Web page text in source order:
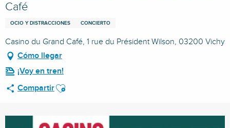
Café
OCIO Y DISTRACCIONES CONCIERTO
Casino du Grand Café, 1 rue du Président Wilson, 03200 Vichy
Cómo llegar
¡Voy en tren!
CompartirAjouter aux favoris